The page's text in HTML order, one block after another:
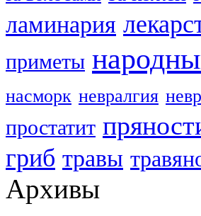
ламинария
приметы
насморк невралгия
простатит
гриб травы
Архивы